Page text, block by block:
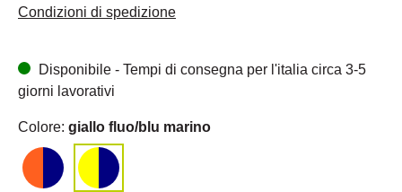
Condizioni di spedizione
Disponibile - Tempi di consegna per l'italia circa 3-5
giorni lavorativi
Colore: giallo fluo/blu marino